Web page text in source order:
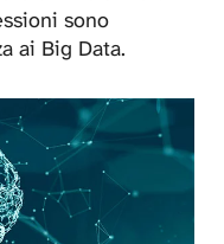
sono
ai Big Data.